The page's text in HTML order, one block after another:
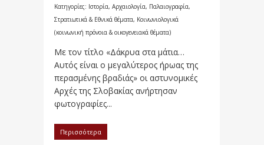
Κατηγορίες: Ιστορία, Αρχαιολογία, Παλαιογραφία,
Στρατιωτικά & Εθνικά θέματα, Κοινωνιολογικά
(κοινωνική πρόνοια & οικογενειακά θέματα)
Με τον τίτλο «Δάκρυα στα μάτια…
Αυτός είναι ο μεγαλύτερος ήρωας της
περασμένης βραδιάς» οι αστυνομικές
Αρχές της Σλοβακίας ανήρτησαν
φωτογραφίες...
Περισσότερα